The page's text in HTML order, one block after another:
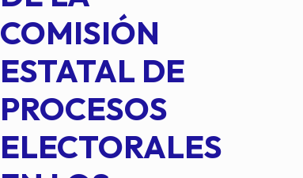
COMISIÓN
ESTATAL DE
PROCESOS
ELECTORALES